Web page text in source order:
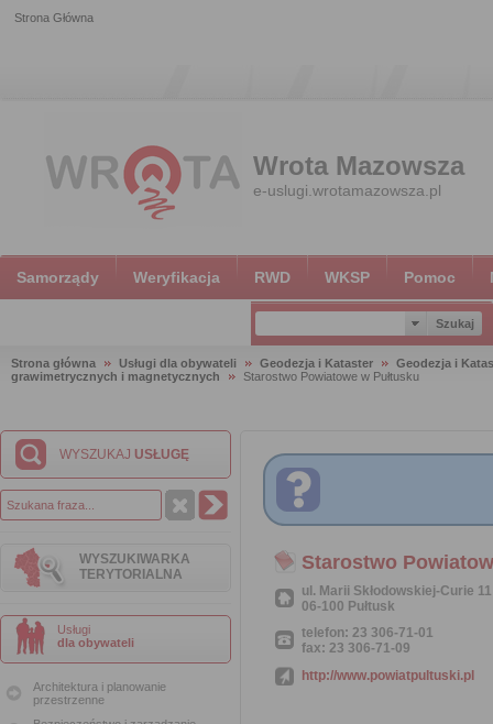
Strona Główna
Wrota Mazowsza
e-uslugi.wrotamazowsza.pl
Samorządy Weryfikacja RWD WKSP Pomoc
Strona główna Usługi dla obywateli Geodezja i Kataster
Geodezja i
grawimetrycznych i magnetycznych
Starostwo Powiatowe w Pułtusku
WYSZUKAJ USŁUGĘ
WYSZUKIWARKA
TERYTORIALNA
Usługi
dla obywateli
Architektura i planowanie
przestrzenne
Starostwo
ul. Marii Skłodowskiej-Curie 11
06-100 Pułtusk
telefon: 23 306-71-01
fax: 23 306-71-09
http://www.powiatpultuski.pl